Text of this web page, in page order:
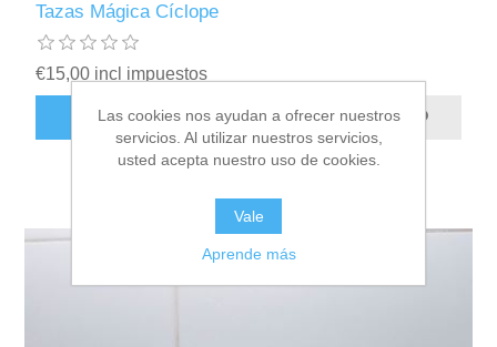
Tazas Mágica Cíclope
€15,00 incl impuestos
AÑADIR AL CARRITO
Las cookies nos ayudan a ofrecer nuestros
servicios. Al utilizar nuestros servicios,
usted acepta nuestro uso de cookies.
Vale
Aprende más